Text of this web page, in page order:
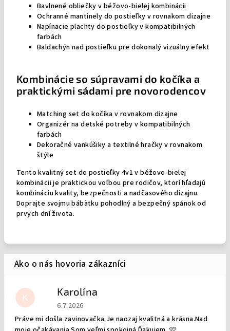
Bavlnené obliečky v béžovo-bielej kombinácii
Ochranné mantinely do postieľky v rovnakom dizajne
Napínacie plachty do postieľky v kompatibilných
farbách
Baldachýn nad postieľku pre dokonalý vizuálny efekt
Kombinácie so súpravami do kočíka a
praktickými sádami pre novorodencov
Matching set do kočíka v rovnakom dizajne
Organizér na detské potreby v kompatibilných
farbách
Dekoračné vankúšiky a textilné hračky v rovnakom
štýle
Tento kvalitný set do postieľky 4v1 v béžovo-bielej
kombinácii je praktickou voľbou pre rodičov, ktorí hľadajú
kombináciu kvality, bezpečnosti a nadčasového dizajnu.
Doprajte svojmu bábätku pohodlný a bezpečný spánok od
prvých dní života.
K Karolína
Hodnotenie obchodu je 5 z 5 hviezdičiek.
6.7.2026
Práve mi došla zavinovačka.Je naozaj kvalitná a krásna.Nad